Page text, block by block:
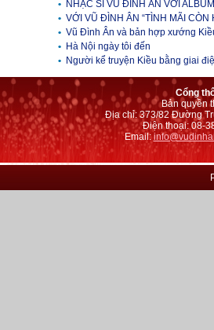
•
NHẠC SĨ VŨ ĐÌNH ÂN VỚI
• VỚI VŨ ĐÌNH ÂN “TÌNH MÃI CÒN
• Vũ Đình Ân và bản hợp xướng
•
Hà Nội ngày tôi đến
•
Người kể truyện Kiều bằng giai
Cổng
Bản quyền
Địa chỉ: 373/82 Đường
Điện thoại: 08-
Email: